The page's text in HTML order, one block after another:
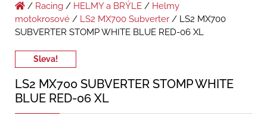
/ Racing / HELMY a BRÝLE / Helmy
motokrosové / LS2 MX700 Subverter / LS2 MX700
SUBVERTER STOMP WHITE BLUE RED-06 XL
Sleva!
LS2 MX700 SUBVERTER STOMP WHITE
BLUE RED-06 XL